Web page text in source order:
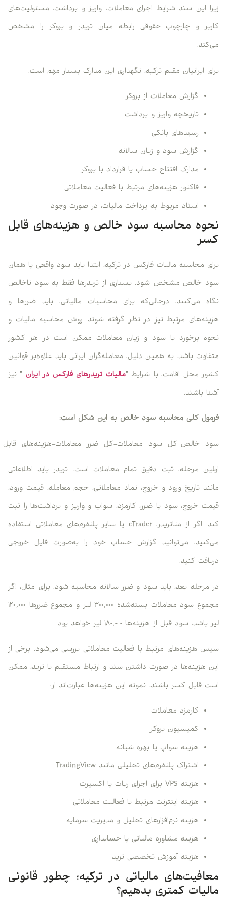
این سند شرایط اجرای معاملات، واریز و برداشت، مسئولیت‌های
و چارچوب حقوقی رابطه میان تریدر و بروکر را مشخص
ایرانیان مقیم ترکیه، نگهداری این مدارک بسیار مهم است:
گزارش معاملات از بروکر
تاریخچه واریز و برداشت
رسیدهای بانکی
گزارش سود و زیان سالانه
مدارک افتتاح حساب یا قرارداد با بروکر
فاکتور هزینه‌های مرتبط با فعالیت معاملاتی
اسناد مربوط به پرداخت مالیات، در صورت وجود
محاسبه سود خالص و هزینه‌های قابل
محاسبه مالیات فارکس در ترکیه، ابتدا باید سود واقعی یا همان
خالص مشخص شود. بسیاری از تریدرها فقط به سود ناخالص
می‌کنند، درحالی‌که برای محاسبات مالیاتی، باید ضررها و
مرتبط نیز در نظر گرفته شوند. روش محاسبه مالیات و
برخورد با سود و زیان معاملات ممکن است در هر کشور
باشد. به همین دلیل، معامله‌گران ایرانی باید علاوه‌بر قوانین
محل اقامت، با شرایط“مالیات تریدرهای فارکس در ایران “نیز
باشند.
کلی محاسبه سود خالص به این شکل است:
خالص=کل سود معاملات−کل ضرر معاملات−هزینه‌های قابل قبول
مرحله، ثبت دقیق تمام معاملات است. تریدر باید اطلاعاتی
تاریخ ورود و خروج، نماد معاملاتی، حجم معامله، قیمت ورود،
خروج، سود یا ضرر، کارمزد، سواپ و واریز و برداشت‌ها را ثبت
کند. اگر از متاتریدر، cTrader یا سایر پلتفرم‌های معاملاتی استفاده
می‌توانید گزارش حساب خود را به‌صورت فایل خروجی
کنید.
بعد، باید سود و ضرر سالانه محاسبه شود. برای مثال، اگر
مجموع سود معاملات بسته‌شده ۳۰۰,۰۰۰ لیر و مجموع ضررها ۱۲۰,۰۰۰
سود قبل از هزینه‌ها ۱۸۰,۰۰۰ لیر خواهد بود.
هزینه‌های مرتبط با فعالیت معاملاتی بررسی می‌شود. برخی از
هزینه‌ها در صورت داشتن سند و ارتباط مستقیم با ترید، ممکن
قابل کسر باشند. نمونه این هزینه‌ها عبارت‌اند از:
کارمزد معاملات
کمیسیون بروکر
هزینه سواپ یا بهره شبانه
اشتراک پلتفرم‌های تحلیلی مانند TradingView
هزینه VPS برای اجرای ربات یا اکسپرت
هزینه اینترنت مرتبط با فعالیت معاملاتی
هزینه نرم‌افزارهای تحلیل و مدیریت سرمایه
هزینه مشاوره مالیاتی یا حسابداری
هزینه آموزش تخصصی ترید
مالیاتی در ترکیه؛ چطور قانونی
کمتری بدهیم؟